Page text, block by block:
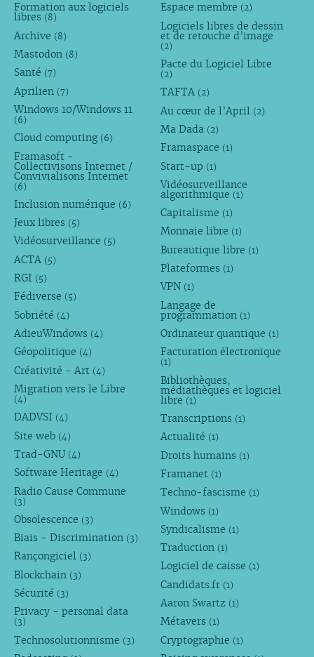
Formation aux logiciels
libres (8)
Archive (8)
Mastodon (8)
Santé (7)
Aprilien (7)
Windows 10/Windows 11
(6)
Cloud computing (6)
Framasoft -
Collectivisons Internet /
Convivialisons Internet
(6)
Inclusion numérique (6)
Jeux libres (5)
Vidéosurveillance (5)
ACTA (5)
RGI (5)
Fédiverse (5)
Sobriété (4)
AdieuWindows (4)
Géopolitique (4)
Créativité - Art (4)
Migration vers le Libre
(4)
DADVSI (4)
Site web (4)
Trad-GNU (4)
Software Heritage (4)
Radio Cause Commune
(3)
Obsolescence (3)
Biais - Discrimination (3)
Rançongiciel (3)
Blockchain (3)
Sécurité (3)
Privacy - personal data
(3)
Technosolutionnisme (3)
Espace membre (2)
Logiciels libres de dessin
et de retouche d’image
(2)
Pacte du Logiciel Libre
(2)
TAFTA (2)
Au cœur de l’April (2)
Ma Dada (2)
Framaspace (1)
Start-up (1)
Vidéosurveillance
algorithmique (1)
Capitalisme (1)
Monnaie libre (1)
Bureautique libre (1)
Plateformes (1)
VPN (1)
Langage de
programmation (1)
Ordinateur quantique (1)
Facturation électronique
(1)
Bibliothèques,
médiathèques et logiciel
libre (1)
Transcriptions (1)
Actualité (1)
Droits humains (1)
Framanet (1)
Techno-fascisme (1)
Windows (1)
Syndicalisme (1)
Traduction (1)
Logiciel de caisse (1)
Candidats.fr (1)
Aaron Swartz (1)
Métavers (1)
Cryptographie (1)